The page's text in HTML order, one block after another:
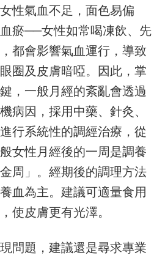
性氣血不足，面色易偏
瘀──女性如常喝凍飲、先
都會影響氣血運行，導致
圈及皮膚暗啞。因此，掌
，一般月經的紊亂會透過
病因，採用中藥、針灸、
行系統性的調經治療，從
女性月經後的一周是調養
周」。經期後的調理方法
血為主。建議可適量食用
使皮膚更有光澤。
問題，建議還是尋求專業